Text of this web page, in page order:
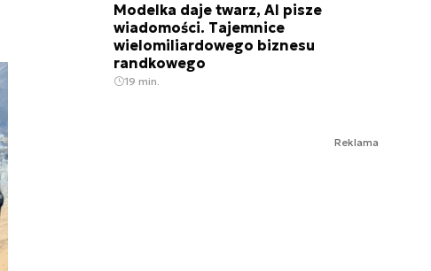
Modelka daje twarz, AI pisze
wiadomości. Tajemnice
wielomiliardowego biznesu
randkowego
19 min.
Reklama